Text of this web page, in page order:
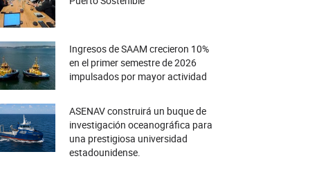
Ingresos de SAAM crecieron 10%
en el primer semestre de 2026
impulsados por mayor actividad
ASENAV construirá un buque de
investigación oceanográfica para
una prestigiosa universidad
estadounidense.